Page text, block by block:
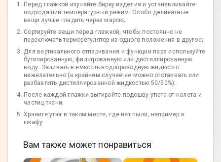
Перед глажкой изучайте бирку изделия и устанавливайте
подходящий температурный режим. Особо деликатные
вещи лучше гладить через марлю;
Сортируйте вещи перед глажкой, чтобы постоянно не
переключать терморегулятор из одного положения в другое;
Для вертикального отпаривания и функции пара используйте
бутилированную, фильтрованную или дистиллированную
воду. Заливать в емкость водопроводную жидкость
нежелательно (в крайнем случае ее можно отстаивать или
разбавлять дистиллированной жидкостью 50/50%);
После каждой глажки вытирайте подошву утюга от налета и
частиц ткани;
Храните утюг в таком месте, где нет пыли, например в
шкафу.
Вам также может понравиться